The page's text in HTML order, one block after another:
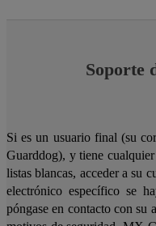
Soporte
Si es un usuario final (su
Guarddog), y tiene
listas blancas, acceder a su
electrónico específico se
póngase en contacto con su